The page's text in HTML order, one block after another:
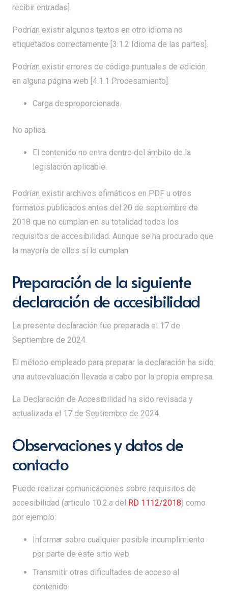
recibir entradas].
Podrían existir algunos textos en otro idioma no
etiquetados correctamente [3.1.2 Idioma de las partes].
Podrían existir errores de código puntuales de edición
en alguna página web [4.1.1 Procesamiento].
Carga desproporcionada.
No aplica.
El contenido no entra dentro del ámbito de la
legislación aplicable.
Podrían existir archivos ofimáticos en PDF u otros
formatos publicados antes del 20 de septiembre de
2018 que no cumplan en su totalidad todos los
requisitos de accesibilidad. Aunque se ha procurado que
la mayoría de ellos sí lo cumplan.
Preparación de la siguiente
declaración de accesibilidad
La presente declaración fue preparada el 17 de
Septiembre de 2024.
El método empleado para preparar la declaración ha sido
una autoevaluación llevada a cabo por la propia empresa.
La Declaración de Accesibilidad ha sido revisada y
actualizada el 17 de Septiembre de 2024.
Observaciones y datos de
contacto
Puede realizar comunicaciones sobre requisitos de
accesibilidad (articulo 10.2.a del RD 1112/2018) como
por ejemplo:
Informar sobre cualquier posible incumplimiento
por parte de este sitio web
Transmitir otras dificultades de acceso al
contenido